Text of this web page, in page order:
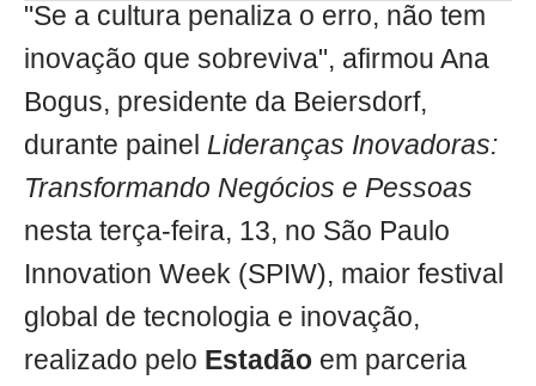
"Se a cultura penaliza o erro, não tem
inovação que sobreviva", afirmou Ana
Bogus, presidente da Beiersdorf,
durante painel Lideranças Inovadoras:
Transformando Negócios e Pessoas
nesta terça-feira, 13, no São Paulo
Innovation Week (SPIW), maior festival
global de tecnologia e inovação,
realizado pelo Estadão em parceria